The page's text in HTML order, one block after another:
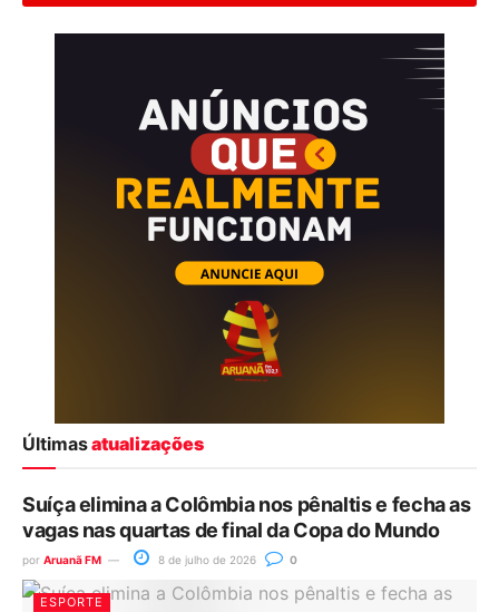
Últimasatualizações
Suíça elimina a Colômbia nos pênaltis e fecha as
vagas nas quartas de final da Copa do Mundo
por Aruanã FM 8 de julho de 2026 0
ESPORTE